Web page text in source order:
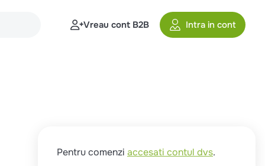
Vreau cont B2B Intra in cont
Pentru comenzi accesati contul dvs.